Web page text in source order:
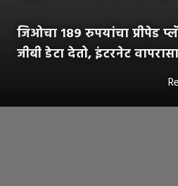
जिओचा १८९ रुपयांचा प्रीपेड
जीबी डेटा देतो, इंटरनेट